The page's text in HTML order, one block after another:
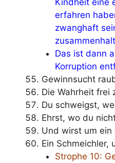
erfahren
zwanghaft
Das ist dann
Korruption
Gewinnsucht
Die Wahrheit frei
Du schweigst,
Ehrst, wo du
Und wirst um ein
Ein Schmeichler,
Strophe 10: